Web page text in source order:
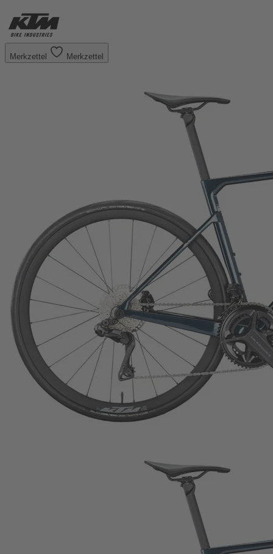
Merkzettel Merkzettel